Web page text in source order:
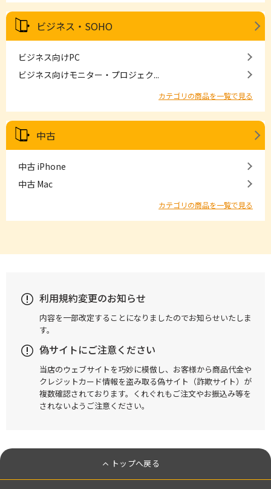
ビジネス・SOHO
ビジネス向けPC
ビジネス向けモニター・プロジェク...
カテゴリの商品を一覧で見る
中古
中古 iPhone
中古 Mac
カテゴリの商品を一覧で見る
利用規約変更のお知らせ
内容を一部改定することになりましたのでお知らせいたしま
す。
偽サイトにご注意ください
当店のウェブサイトを巧妙に模倣し、お客様から商品代金や
クレジットカード情報を盗み取る偽サイト（詐欺サイト）が
複数確認されております。くれぐれもご注文やお振込み等を
されないようご注意ください。
トップへ戻る